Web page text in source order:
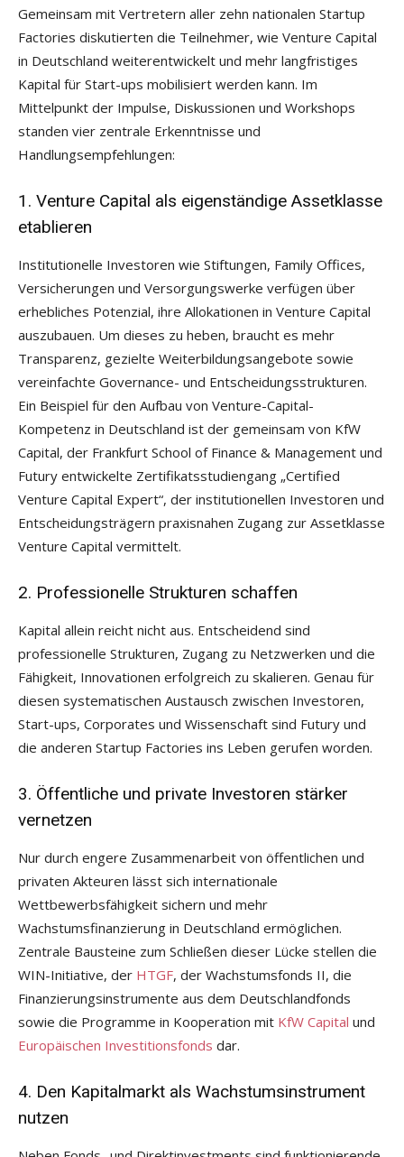
Gemeinsam mit Vertretern aller zehn nationalen Startup
Factories diskutierten die Teilnehmer, wie Venture Capital
in Deutschland weiterentwickelt und mehr langfristiges
Kapital für Start-ups mobilisiert werden kann. Im
Mittelpunkt der Impulse, Diskussionen und Workshops
standen vier zentrale Erkenntnisse und
Handlungsempfehlungen:
1. Venture Capital als eigenständige Assetklasse
etablieren
Institutionelle Investoren wie Stiftungen, Family Offices,
Versicherungen und Versorgungswerke verfügen über
erhebliches Potenzial, ihre Allokationen in Venture Capital
auszubauen. Um dieses zu heben, braucht es mehr
Transparenz, gezielte Weiterbildungsangebote sowie
vereinfachte Governance- und Entscheidungsstrukturen.
Ein Beispiel für den Aufbau von Venture-Capital-
Kompetenz in Deutschland ist der gemeinsam von KfW
Capital, der Frankfurt School of Finance & Management und
Futury entwickelte Zertifikatsstudiengang „Certified
Venture Capital Expert“, der institutionellen Investoren und
Entscheidungsträgern praxisnahen Zugang zur Assetklasse
Venture Capital vermittelt.
2. Professionelle Strukturen schaffen
Kapital allein reicht nicht aus. Entscheidend sind
professionelle Strukturen, Zugang zu Netzwerken und die
Fähigkeit, Innovationen erfolgreich zu skalieren. Genau für
diesen systematischen Austausch zwischen Investoren,
Start-ups, Corporates und Wissenschaft sind Futury und
die anderen Startup Factories ins Leben gerufen worden.
3. Öffentliche und private Investoren stärker
vernetzen
Nur durch engere Zusammenarbeit von öffentlichen und
privaten Akteuren lässt sich internationale
Wettbewerbsfähigkeit sichern und mehr
Wachstumsfinanzierung in Deutschland ermöglichen.
Zentrale Bausteine zum Schließen dieser Lücke stellen die
WIN-Initiative, der HTGF, der Wachstumsfonds II, die
Finanzierungsinstrumente aus dem Deutschlandfonds
sowie die Programme in Kooperation mit KfW Capital und
Europäischen Investitionsfonds dar.
4. Den Kapitalmarkt als Wachstumsinstrument
nutzen